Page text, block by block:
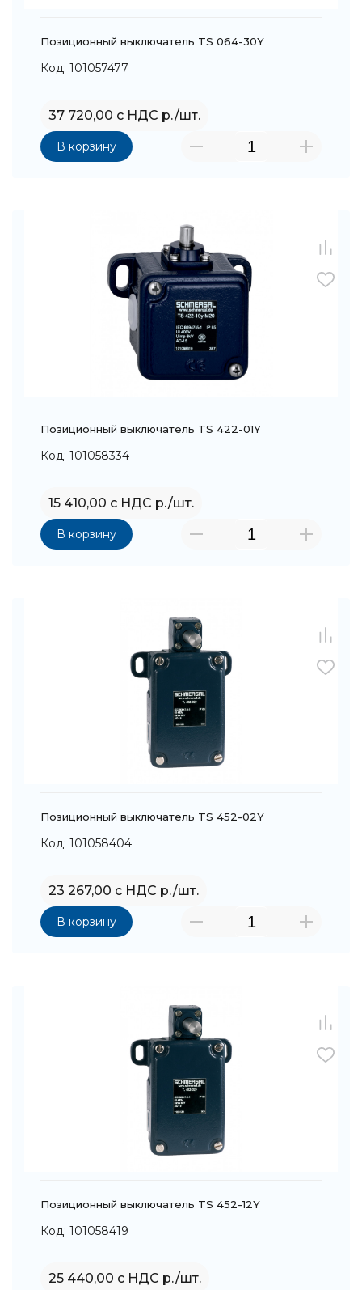
Позиционный выключатель TS 064-30Y
Код: 101057477
37 720,00 с НДС р./шт.
В корзину
Позиционный выключатель TS 422-01Y
Код: 101058334
15 410,00 с НДС р./шт.
В корзину
Позиционный выключатель TS 452-02Y
Код: 101058404
23 267,00 с НДС р./шт.
В корзину
Позиционный выключатель TS 452-12Y
Код: 101058419
25 440,00 с НДС р./шт.